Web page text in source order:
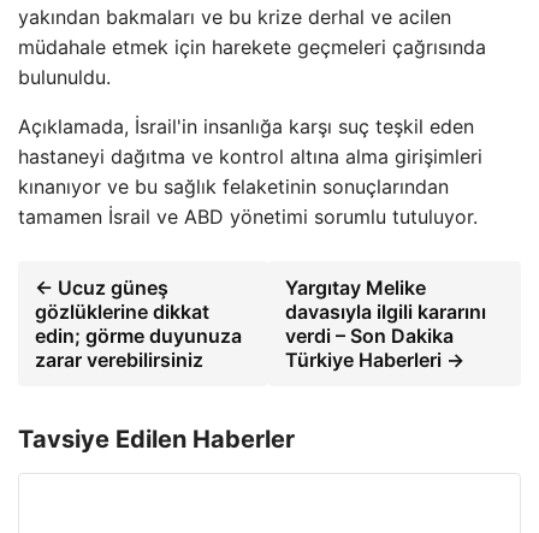
yakından bakmaları ve bu krize derhal ve acilen
müdahale etmek için harekete geçmeleri çağrısında
bulunuldu.
Açıklamada, İsrail'in insanlığa karşı suç teşkil eden
hastaneyi dağıtma ve kontrol altına alma girişimleri
kınanıyor ve bu sağlık felaketinin sonuçlarından
tamamen İsrail ve ABD yönetimi sorumlu tutuluyor.
← Ucuz güneş
gözlüklerine dikkat
edin; görme duyunuza
zarar verebilirsiniz
Yargıtay Melike
davasıyla ilgili kararını
verdi – Son Dakika
Türkiye Haberleri →
Tavsiye Edilen Haberler